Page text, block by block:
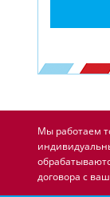
Мы работаем
договора с